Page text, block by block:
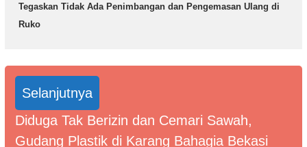
Tegaskan Tidak Ada Penimbangan dan Pengemasan Ulang di
Ruko
Selanjutnya
Diduga Tak Berizin dan Cemari Sawah,
Gudang Plastik di Karang Bahagia Bekasi